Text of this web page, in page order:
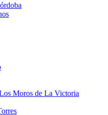
Moros de La Victoria